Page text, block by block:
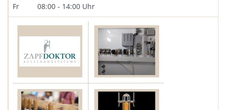
Fr 08:00 - 14:00 Uhr